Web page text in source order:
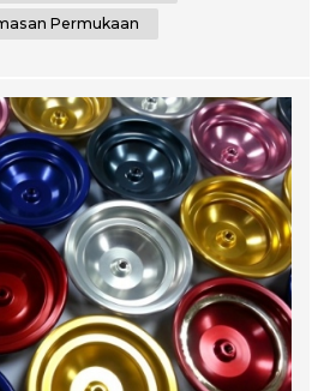
kami terletak pada
Permukaan